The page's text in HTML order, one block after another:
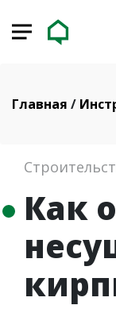
Главная /
Как